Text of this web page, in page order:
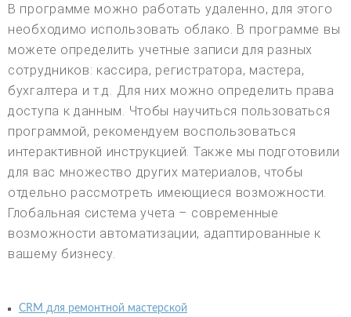
В программе можно работать удаленно, для этого
необходимо использовать облако. В программе вы
можете определить учетные записи для разных
сотрудников: кассира, регистратора, мастера,
бухгалтера и т.д. Для них можно определить права
доступа к данным. Чтобы научиться пользоваться
программой, рекомендуем воспользоваться
интерактивной инструкцией. Также мы подготовили
для вас множество других материалов, чтобы
отдельно рассмотреть имеющиеся возможности.
Глобальная система учета – современные
возможности автоматизации, адаптированные к
вашему бизнесу.
CRM для ремонтной мастерской